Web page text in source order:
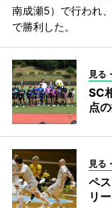
南成瀬5）で行われ
で勝利した。
見る
SC
点
見る
ペ
リ